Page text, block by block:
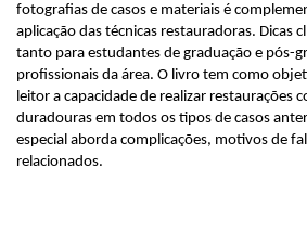
fotografias de casos e materiais é
aplicação das técnicas restauradoras. Dicas
tanto para estudantes de graduação e pós-
profissionais da área. O livro tem como
leitor a capacidade de realizar restaurações
duradouras em todos os tipos de casos
especial aborda complicações, motivos de
relacionados.